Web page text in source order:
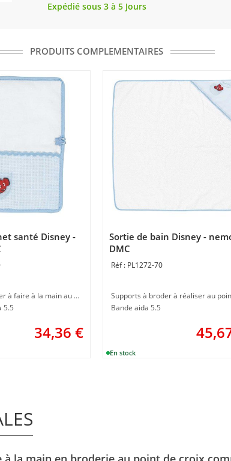
Expédié sous 3 à 5 Jours
PRODUITS COMPLEMENTAIRES
santé Disney -
Support à broder à faire à la main au point de croix
5.5
34,36 €
Sortie de bain Disney -
DMC
PL1272-70
Bande aida 5.5